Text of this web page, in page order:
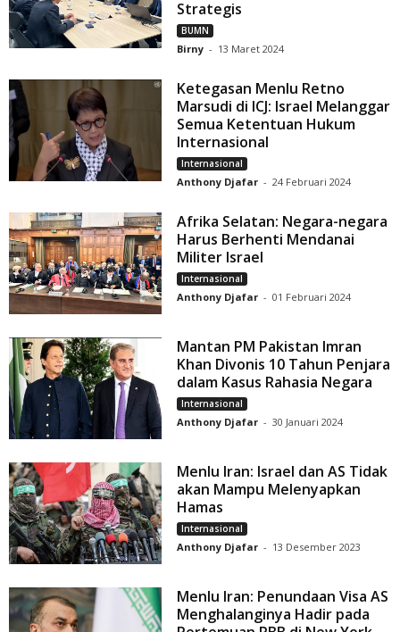
Strategis
BUMN
Birny - 13 Maret 2024
Ketegasan Menlu Retno
Marsudi di ICJ: Israel Melanggar
Semua Ketentuan Hukum
Internasional
Internasional
Anthony Djafar - 24 Februari 2024
Afrika Selatan: Negara-negara
Harus Berhenti Mendanai
Militer Israel
Internasional
Anthony Djafar - 01 Februari 2024
Mantan PM Pakistan Imran
Khan Divonis 10 Tahun Penjara
dalam Kasus Rahasia Negara
Internasional
Anthony Djafar - 30 Januari 2024
Menlu Iran: Israel dan AS Tidak
akan Mampu Melenyapkan
Hamas
Internasional
Anthony Djafar - 13 Desember 2023
Menlu Iran: Penundaan Visa AS
Menghalanginya Hadir pada